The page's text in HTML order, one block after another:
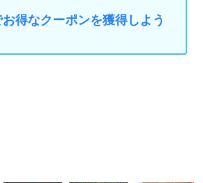
得なクーポンを獲得しよう